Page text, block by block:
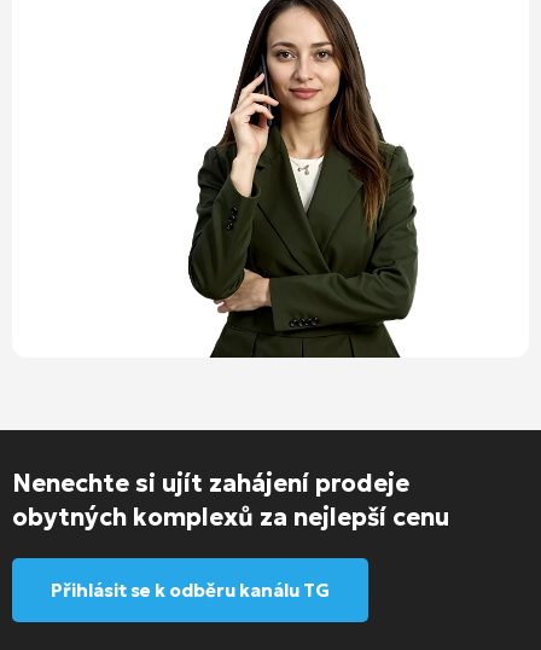
Nenechte si ujít zahájení prodeje
obytných komplexů za nejlepší cenu
Přihlásit se k odběru kanálu TG